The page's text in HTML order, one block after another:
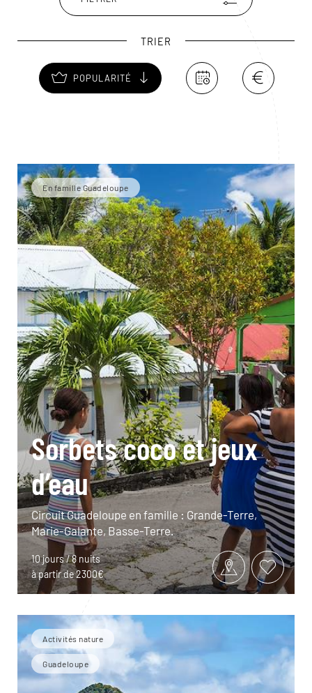
TRIER
POPULARITÉ
En famille Guadeloupe
Sorbets coco et jeux
d’eau
Circuit Guadeloupe en famille : Grande-Terre,
Marie-Galante, Basse-Terre.
10 jours / 8 nuits
à partir de 2300€
Activités nature
Guadeloupe